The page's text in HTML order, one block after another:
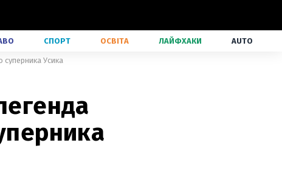
СПОРТ ОСВІТА ЛАЙФХАКИ AUTO
суперника Усика